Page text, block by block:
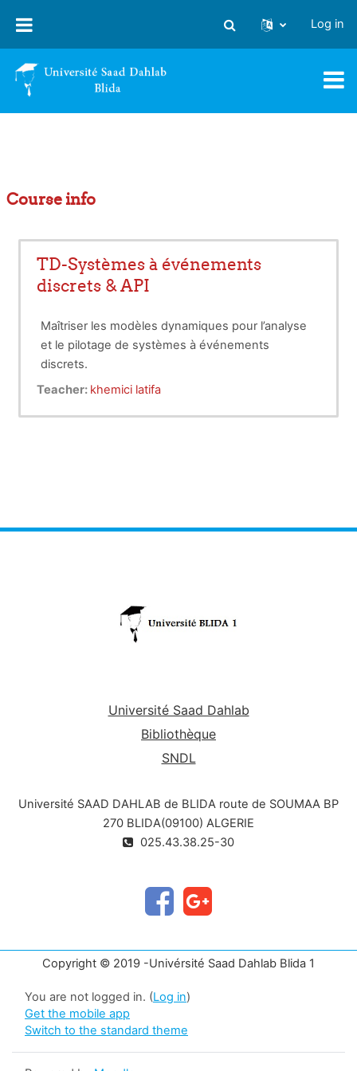
Toggle search input
Log in
Course info
TD-Systèmes à événements
discrets & API
Maîtriser les modèles dynamiques pour l’analyse
et le pilotage de systèmes à événements
discrets.
Identifier les éléments technologiques
faire un suivi
Teacher: khemici latifa
Université Saad Dahlab
Bibliothèque
SNDL
Université SAAD DAHLAB de BLIDA route de SOUMAA BP
270 BLIDA(09100) ALGERIE
025.43.38.25-30
Copyright © 2019 -Univérsité Saad Dahlab Blida 1
You are not logged in. (Log in)
Get the mobile app
Switch to the standard theme